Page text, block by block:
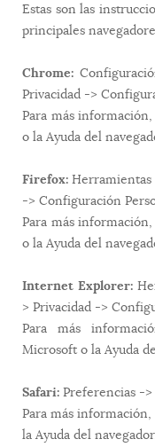
Estas son las
principales
Chrome:
Privacidad ->
Para más
o la Ayuda del
Firefox:
-> Configuración
Para más
o la Ayuda del
Internet Explorer:
> Privacidad ->
Para más
Microsoft o la Ayuda
Safari: Preferencias ->
Para más
la Ayuda del